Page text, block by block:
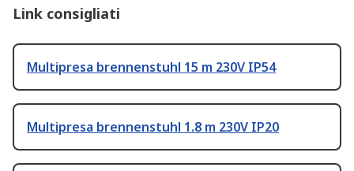
Link consigliati
Multipresa brennenstuhl 15 m 230V IP54
Multipresa brennenstuhl 1.8 m 230V IP20